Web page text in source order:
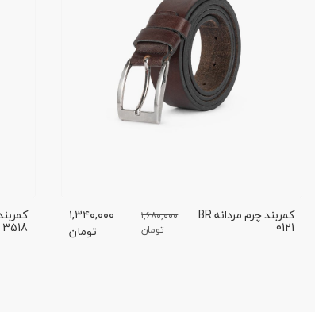
کمربند چرم مردانه BR
0121
۱,۶۸۰,۰۰۰
تومان
۱,۳۴۰,۰۰۰
تومان
3518